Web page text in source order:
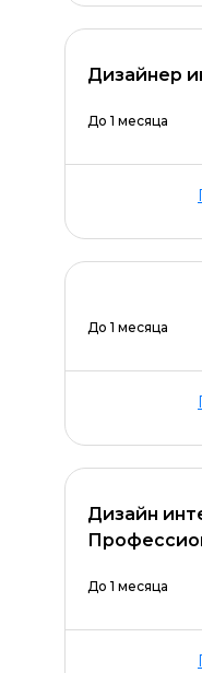
Дизайнер
До 1 месяца
До 1 месяца
Дизайн
До 1 месяца